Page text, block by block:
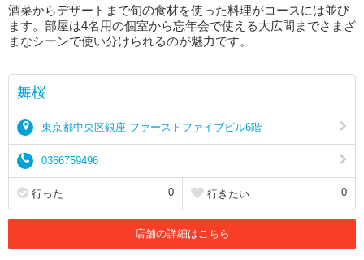
酒菜からデザートまで旬の食材を使った料理がコースには並び
ます。部屋は4名用の個室から忘年会で使える大広間までさまざ
まなシーンで使い分けられるのが魅力です。
舞桜
東京都中央区銀座 ファーストファイブビル6階
0366759496
行った 0 行きたい 0
店舗の詳細はこちら